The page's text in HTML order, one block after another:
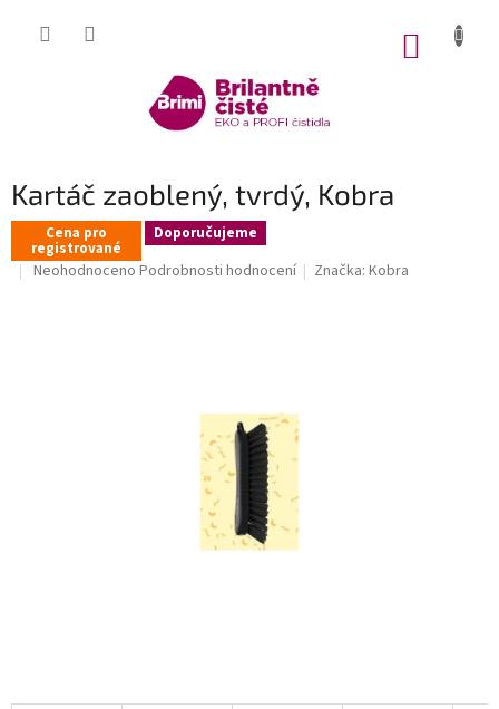
Kartáč zaoblený, tvrdý, Kobra
Cena pro
registrované
Doporučujeme
Průměrné
Neohodnoceno Podrobnosti hodnocení Značka:Kobra